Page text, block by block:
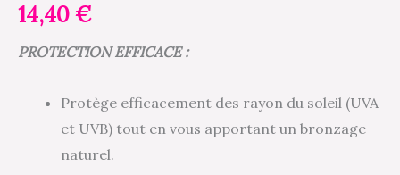
14,40€
PROTECTION EFFICACE :
Protège efficacement des rayon du soleil (UVA
et UVB) tout en vous apportant un bronzage
naturel.